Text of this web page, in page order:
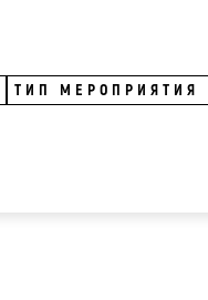
ТИП МЕРОПРИЯТИЯ